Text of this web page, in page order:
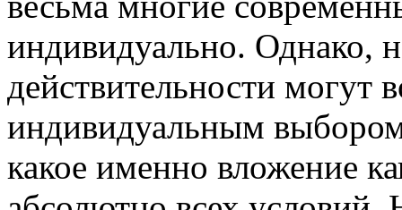
индивидуально. Однако,
действительности могут
индивидуальным
какое именно вложение